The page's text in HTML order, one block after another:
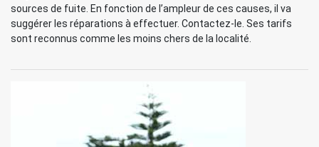
sources de fuite. En fonction de l’ampleur de ces causes, il va
suggérer les réparations à effectuer. Contactez-le. Ses tarifs
sont reconnus comme les moins chers de la localité.